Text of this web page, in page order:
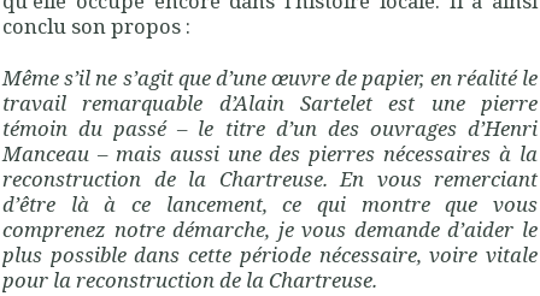
conclu son propos :
Même s’il ne s’agit que d’une œuvre de papier, en réalité le
travail remarquable d’Alain Sartelet est une pierre
témoin du passé – le titre d’un des ouvrages d’Henri
Manceau – mais aussi une des pierres nécessaires à la
reconstruction de la Chartreuse. En vous remerciant
d’être là à ce lancement, ce qui montre que vous
comprenez notre démarche, je vous demande d’aider le
plus possible dans cette période nécessaire, voire vitale
pour la reconstruction de la Chartreuse.